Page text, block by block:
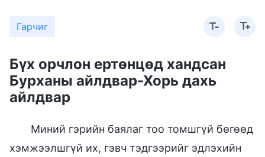
Гарчиг
Бүх орчлон ертөнцөд хандсан
Бурханы айлдвар-Хорь дахь
айлдвар
Миний гэрийн баялаг тоо томшгүй бөгөөд
хэмжээлшгүй их, гэвч тэдгээрийг эдлэхийн